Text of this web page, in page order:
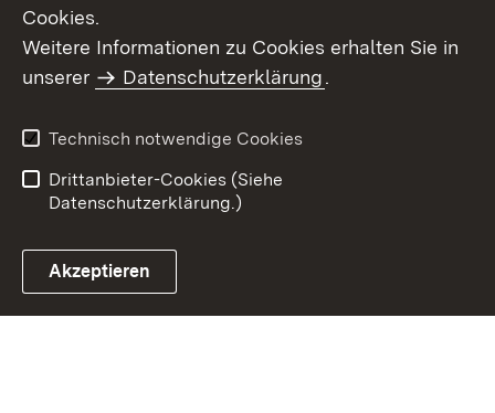
Benutzungshinweise
Erklärung zur
Cookies.
Weitere Informationen zu Cookies erhalten Sie in
unserer
Datenschutzerklärung.
Technisch notwendige Cookies
Drittanbieter-Cookies (Siehe
Datenschutzerklärung.)
Akzeptieren